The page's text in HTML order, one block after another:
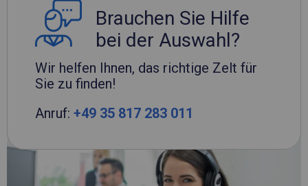
Brauchen Sie Hilfe
bei der Auswahl?
Wir helfen Ihnen, das richtige Zelt für
Sie zu finden!
Anruf: +49 35 817 283 011